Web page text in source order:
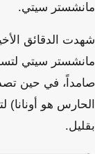
مانشستر سيتي.
شهدت الدقائق
مانشستر سيتي
صامداً، في حين
الحارس هو أونانا)
بقليل.